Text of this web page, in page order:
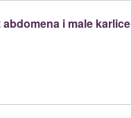
i male karlice